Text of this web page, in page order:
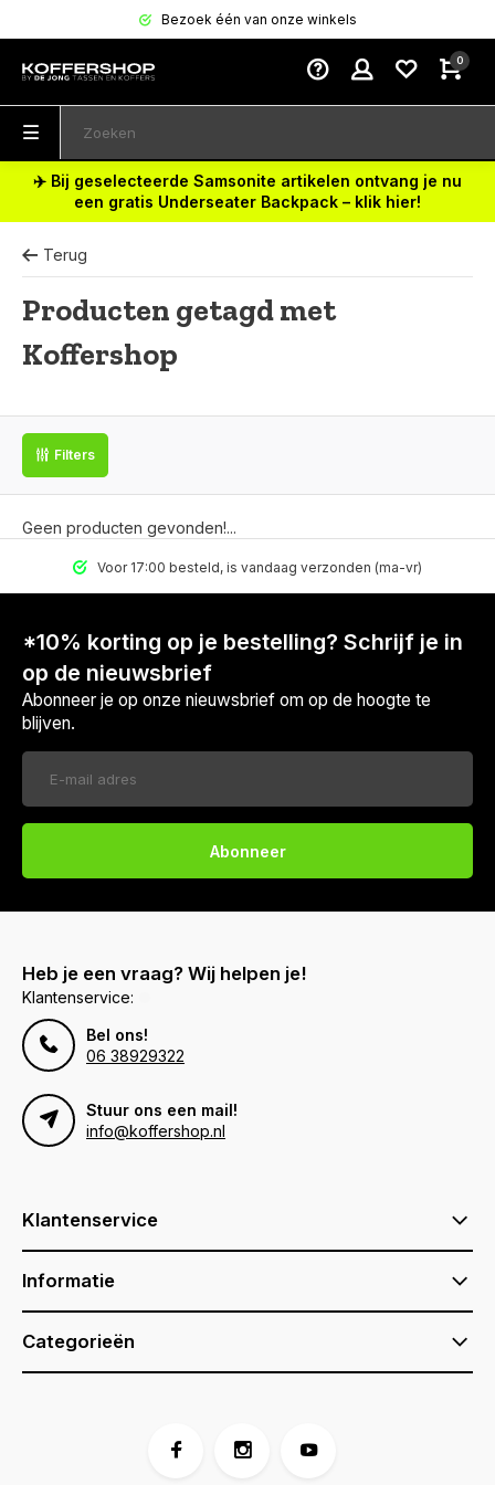
Bezoek één van onze winkels
0
✈️ Bij geselecteerde Samsonite artikelen ontvang je nu
een gratis Underseater Backpack – klik hier!
Terug
Producten getagd met
Koffershop
Filters
Geen producten gevonden!...
Voor 17:00 besteld, is vandaag verzonden (ma-vr)
*10% korting op je bestelling? Schrijf je in
op de nieuwsbrief
Abonneer je op onze nieuwsbrief om op de hoogte te
blijven.
Abonneer
Heb je een vraag? Wij helpen je!
Klantenservice:
Bel ons!
06 38929322
Stuur ons een mail!
info@koffershop.nl
Klantenservice
Informatie
Categorieën